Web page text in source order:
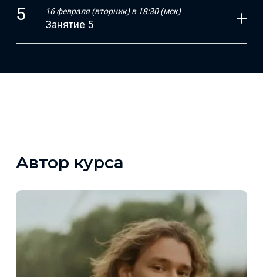
16 февраля (вторник) в 18:30 (мск)
Занятие 5
Автор курса